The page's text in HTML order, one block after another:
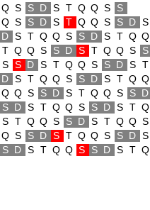
Q S S D S T Q Q S S
Q S S D S T Q Q S S D S
D S T Q Q S S D S T Q Q
T Q Q S S D S T Q Q S S
S S D S T Q Q S S D S T
D S T Q Q S S D S T Q Q
Q Q S S D S T Q Q S S D
S D S T Q Q S S D S T Q
S T Q Q S S D S T Q Q S
Q S S D S T Q Q S S D S
S D S T Q Q S S D S T Q